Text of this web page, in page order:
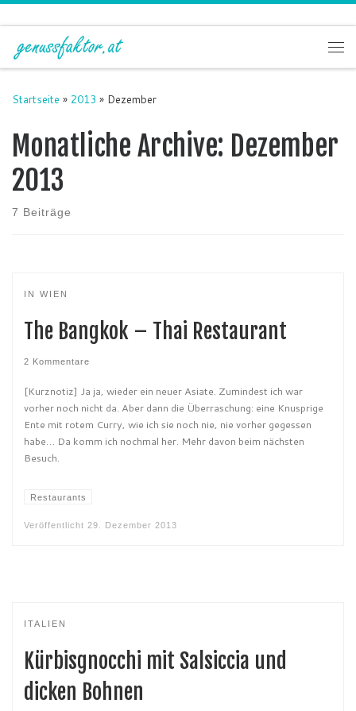
Zum Inhalt springen
Startseite » 2013 » Dezember
Monatliche Archive: Dezember
2013
7 Beiträge
IN WIEN
The Bangkok – Thai Restaurant
2 Kommentare
[Kurznotiz] Ja ja, wieder ein neuer Asiate. Zumindest ich war
vorher noch nicht da. Aber dann die Überraschung: eine Knusprige
Ente mit rotem Curry, wie ich sie noch nie, nie vorher gegessen
habe… Da komm ich nochmal her. Mehr davon beim nächsten
Besuch.
Restaurants
Veröffentlicht 29. Dezember 2013
ITALIEN
Kürbisgnocchi mit Salsiccia und
dicken Bohnen